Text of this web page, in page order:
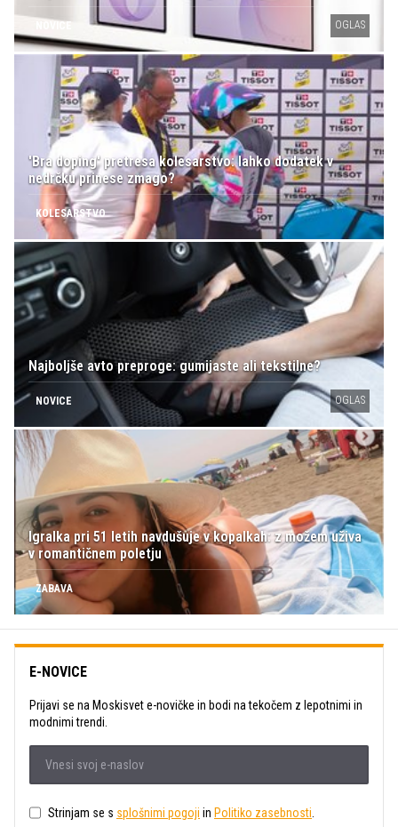
OGLAS
'Bra doping' pretresa kolesarstvo: lahko dodatek v
nedrčku prinese zmago?
KOLESARSTVO
Najboljše avto preproge: gumijaste ali tekstilne?
NOVICE OGLAS
Igralka pri 51 letih navdušuje v kopalkah: z možem uživa
v romantičnem poletju
ZABAVA
E-NOVICE
Prijavi se na Moskisvet e-novičke in bodi na tekočem z lepotnimi in
modnimi trendi.
Strinjam se s splošnimi pogoji in Politiko zasebnosti